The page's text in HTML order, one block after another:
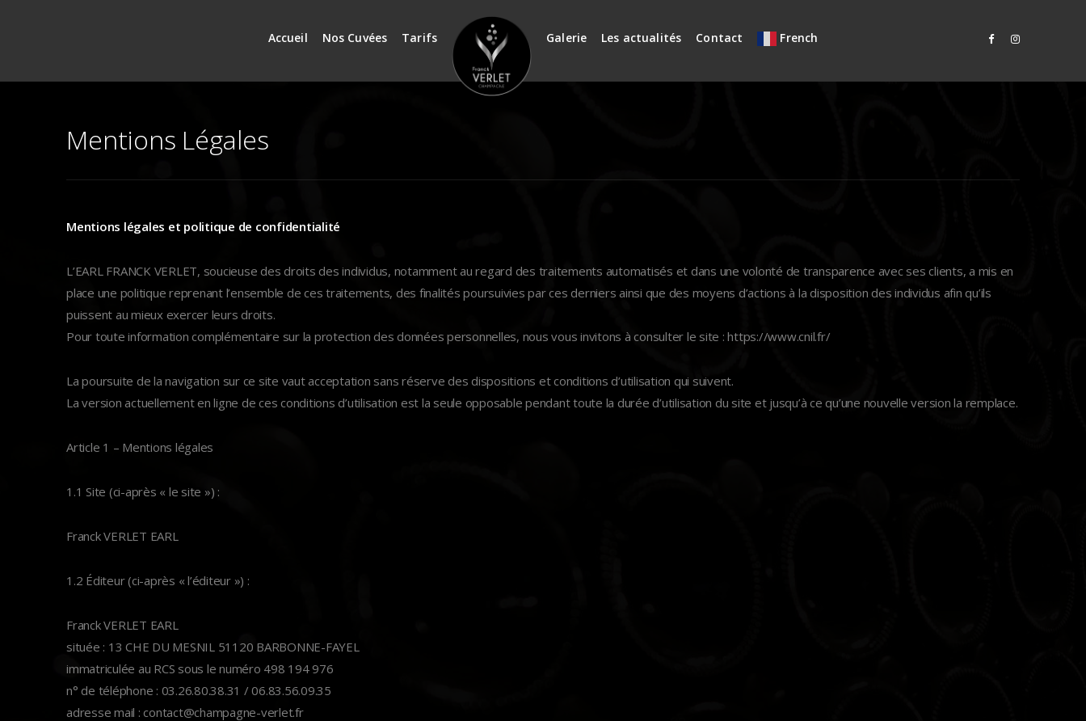
Accueil Nos Cuvées Tarifs Galerie Les actualités Contact French
Mentions Légales
Mentions légales et politique de confidentialité
L’EARL FRANCK VERLET, soucieuse des droits des individus, notamment au regard des traitements automatisés et dans une volonté de transparence avec ses clients, a mis en
place une politique reprenant l’ensemble de ces traitements, des finalités poursuivies par ces derniers ainsi que des moyens d’actions à la disposition des individus afin qu’ils
puissent au mieux exercer leurs droits.
Pour toute information complémentaire sur la protection des données personnelles, nous vous invitons à consulter le site : https://www.cnil.fr/
La poursuite de la navigation sur ce site vaut acceptation sans réserve des dispositions et conditions d’utilisation qui suivent.
La version actuellement en ligne de ces conditions d’utilisation est la seule opposable pendant toute la durée d’utilisation du site et jusqu’à ce qu’une nouvelle version la remplace.
Article 1 – Mentions légales
1.1 Site (ci-après « le site ») :
Franck VERLET EARL
1.2 Éditeur (ci-après « l’éditeur ») :
Franck VERLET EARL
située : 13 CHE DU MESNIL 51120 BARBONNE-FAYEL
immatriculée au RCS sous le numéro 498 194 976
n° de téléphone : 03.26.80.38.31 / 06.83.56.09.35
adresse mail : contact@champagne-verlet.fr